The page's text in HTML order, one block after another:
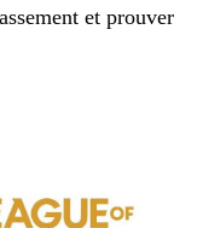
et prouver